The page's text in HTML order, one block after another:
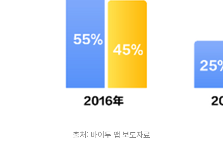
출처: 바이두 앱 보도자료